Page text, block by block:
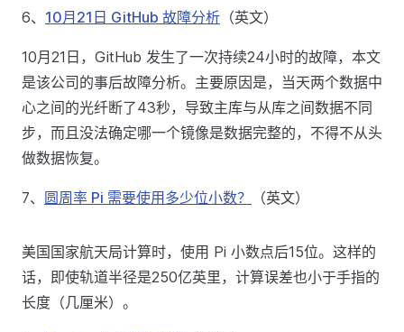
6、 10月21日 GitHub 故障分析 （英文）
10月21日，GitHub 发生了一次持续24小时的故障，本文
是该公司的事后故障分析。主要原因是，当天两个数据中
心之间的光纤断了43秒，导致主库与从库之间数据不同
步，而且没法确定哪一个镜像是数据完整的，不得不从头
做数据恢复。
7、 圆周率 Pi 需要使用多少位小数？ （英文）
美国国家航天局计算时，使用 Pi 小数点后15位。这样的
话，即使轨道半径是250亿英里，计算误差也小于手指的
长度（几厘米）。